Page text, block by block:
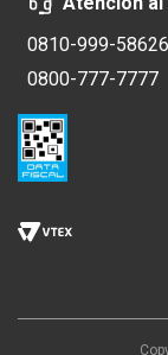
0810-999-58626
0800-777-7777